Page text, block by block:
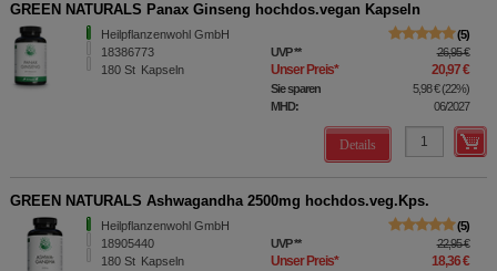
GREEN NATURALS Panax Ginseng hochdos.vegan Kapseln
Heilpflanzenwohl GmbH
18386773
180 St Kapseln
5
UVP** 26,95 €
Unser Preis* 20,97 €
Sie sparen 5,98 €(22%)
MHD:
06/2027
Details
GREEN NATURALS Ashwagandha 2500mg hochdos.veg.Kps.
Heilpflanzenwohl GmbH
18905440
180 St Kapseln
5
UVP** 22,95 €
Unser Preis* 18,36 €